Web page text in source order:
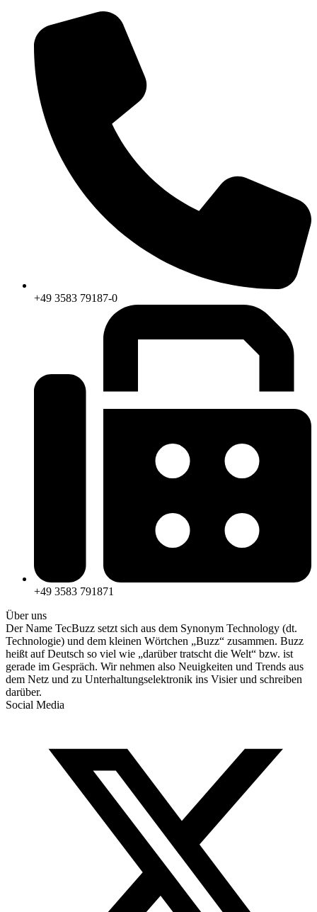
+49 3583 79187-0
+49 3583 791871
Über uns
Der Name TecBuzz setzt sich aus dem Synonym Technology (dt.
Technologie) und dem kleinen Wörtchen „Buzz“ zusammen. Buzz
heißt auf Deutsch so viel wie „darüber tratscht die Welt“ bzw. ist
gerade im Gespräch. Wir nehmen also Neuigkeiten und Trends aus
dem Netz und zu Unterhaltungselektronik ins Visier und schreiben
darüber.
Social Media